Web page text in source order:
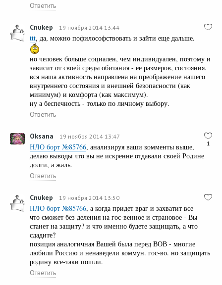
Ответить
Cnukep 19 ноября 2014 13:44
ttt, да, можно пофилософствовать и зайти еще дальше.
но человек больше социален, чем индивидуален, поэтому и
зависит от своей среды обитания - ее размеров, состояния.
вся наша активность направлена на преображение нашего
внутреннего состояния и внешней безопасности (как
минимум) и комфорта (как максимум).
ну а беспечность - только по личному выбору.
Ответить
1
Oksana 19 ноября 2014 13:47
НЛО борт №85766, анализируя ваши комменты выше,
делаю выводы что вы не искренне отдавали своей Родине
долги, а жаль.
Ответить
Cnukep 19 ноября 2014 13:50
НЛО борт №85766, а когда придет враг и захватит все
что сможет без деления на гос-венное и страновое - Вы
станет на защиту? и что именно будете защищать, а что
сдадите?
позиция аналогичная Вашей была перед ВОВ - многие
любили Россию и ненаведели коммун. гос-во. но защищать
родину все-таки пошли.
Ответить